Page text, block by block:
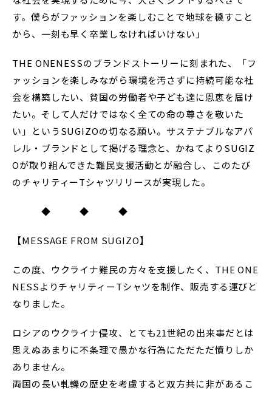
す。僕らがファッションを楽しむことで地球を穢すこと
から、一刻も早く卒業しなければいけない」
THE ONENESSのブランドストーリーに刻まれた、「フ
ァッションを楽しみながら環境を汚さずに持続可能な社
会を構築したい、貧国の労働者や子ども達に恩恵を届け
たい。そして人だけではなく全ての命の尊さを敬いた
い」というSUGIZOの切なる願い。サステナブルなアパ
レル・ブランドとして掲げる理念と、かねてよりSUGIZ
Oが取り組んできた難民支援活動とが融合し、このたび
のチャリティーTシャツリリースが実現した。
◆ ◆ ◆
【MESSAGE FROM SUGIZO】
この度、ウクライナ難民の方々を支援したく、THE ONE
NESSよりチャリティーTシャツを制作、販売する運びと
なりました。
ロシアのウクライナ侵攻、とても21世紀の出来事だとは
思えぬあまりに不条理で愚かな行為にただただ憤りしか
ありません。
両国の長い軋轢の歴史を考慮すると双方共に非があるこ